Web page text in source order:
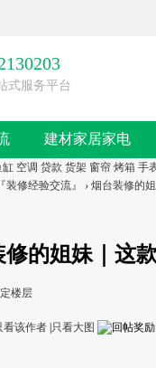
式服务平台
建材家居家电
缸 空调 贷款 货架 窗帘 烤箱 手
『装修经验交流』 › 烟台装修的
修的姐妹｜这
看该作者 只看大图